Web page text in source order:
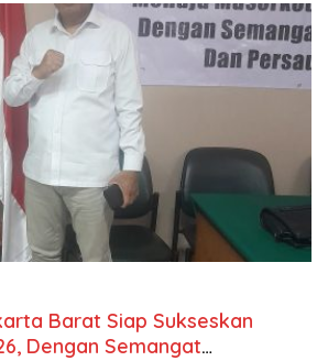
Barat Siap Sukseskan
Dengan Semangat